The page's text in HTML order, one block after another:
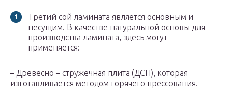
Третий сой ламината является основным и
несущим. В качестве натуральной основы для
производства ламината, здесь могут
применяется:
– Древесно – стружечная плита (ДСП), которая
изготавливается методом горячего прессования.